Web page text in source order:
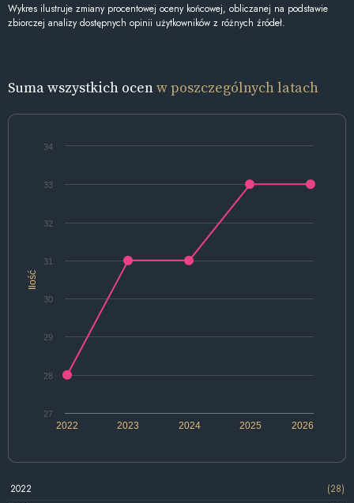
Wykres ilustruje zmiany procentowej oceny końcowej, obliczanej na podstawie
zbiorczej analizy dostępnych opinii użytkowników z różnych źródeł.
Suma wszystkich ocenw poszczególnych latach
Ilość
2022 2024 2026
2023 2025
27
28
29
30
31
32
33
34
2022
(28)